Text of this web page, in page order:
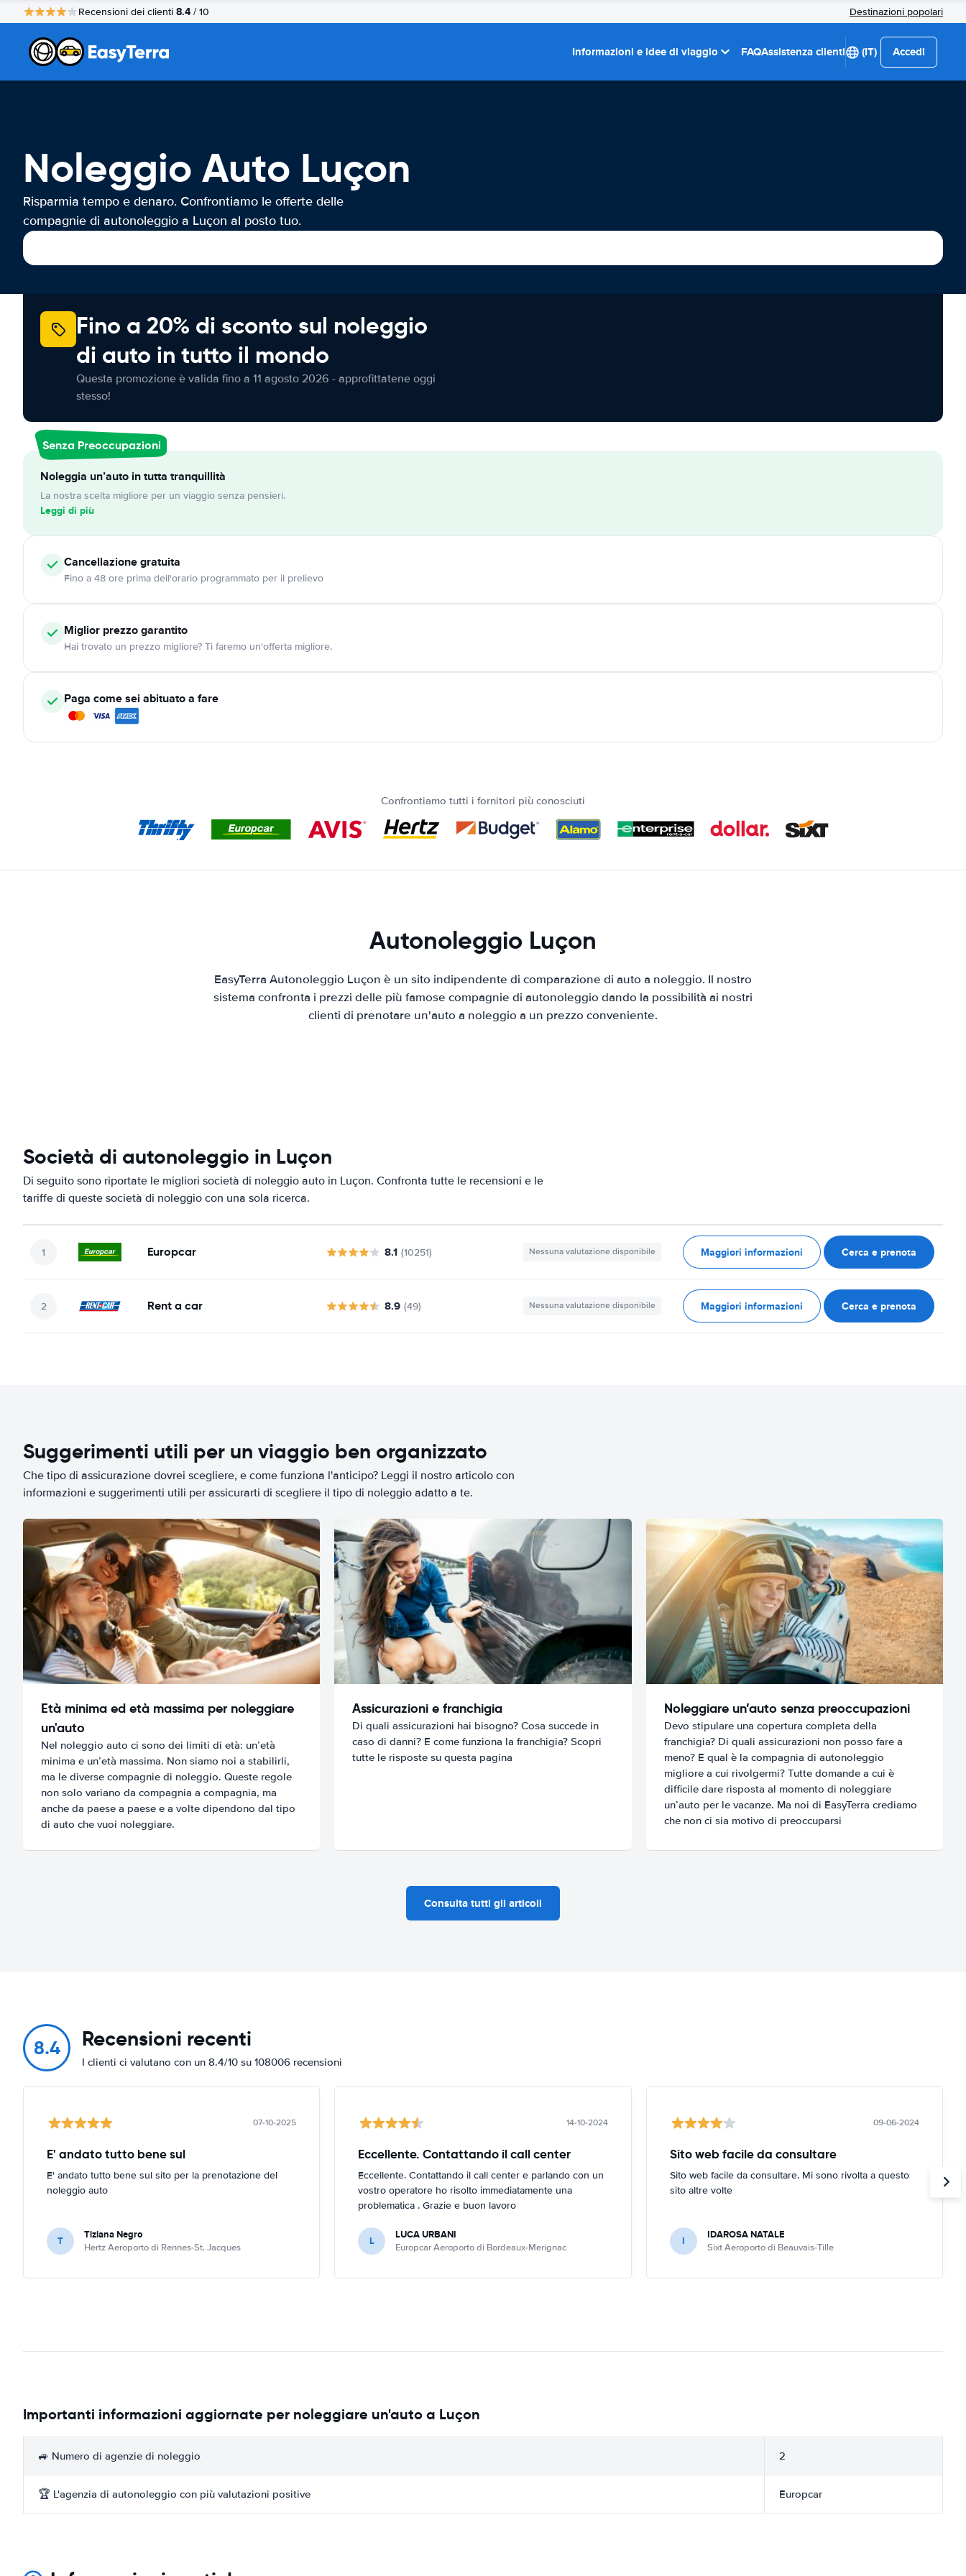
Recensioni dei clienti 8.4 / 10 Destinazioni popolari
Informazioni e idee di viaggio FAQAssistenza clienti (IT) Accedi
Noleggio Auto Luçon
Risparmia tempo e denaro. Confrontiamo le offerte delle
compagnie di autonoleggio a Luçon al posto tuo.
Fino a 20% di sconto sul noleggio
di auto in tutto il mondo
Questa promozione è valida fino a 11 agosto 2026 - approfittatene oggi
stesso!
Senza Preoccupazioni
Noleggia un’auto in tutta tranquillità
La nostra scelta migliore per un viaggio senza pensieri.
Leggi di più
Cancellazionegratuita
Fino a 48 ore prima dell'orario programmato per il prelievo
Miglior prezzo garantito
Hai trovato un prezzo migliore? Ti faremo un'offerta migliore.
Paga come sei abituato a fare
Confrontiamo tutti i fornitori più conosciuti
Autonoleggio Luçon
EasyTerra Autonoleggio Luçon è un sito indipendente di comparazione di auto a noleggio. Il nostro
sistema confronta i prezzi delle più famose compagnie di autonoleggio dando la possibilità ai nostri
clienti di prenotare un'auto a noleggio a un prezzo conveniente.
Società di autonoleggio in Luçon
Di seguito sono riportate le migliori società di noleggio auto in Luçon. Confronta tutte le recensioni e le
tariffe di queste società di noleggio con una sola ricerca.
Europcar 8.1 (10251) Nessuna valutazione disponibile Maggiori informazioni Cerca e prenota
Rent a car 8.9 (49) Nessuna valutazione disponibile Maggiori informazioni Cerca e prenota
Suggerimenti utili per un viaggio ben organizzato
Che tipo di assicurazione dovrei scegliere, e come funziona l'anticipo? Leggi il nostro articolo con
informazioni e suggerimenti utili per assicurarti di scegliere il tipo di noleggio adatto a te.
Età minima ed età massima per noleggiare
un'auto
Nel noleggio auto ci sono dei limiti di età: un’età
minima e un’età massima. Non siamo noi a stabilirli,
ma le diverse compagnie di noleggio. Queste regole
non solo variano da compagnia a compagnia, ma
anche da paese a paese e a volte dipendono dal tipo
di auto che vuoi noleggiare.
Assicurazioni e franchigia
Di quali assicurazioni hai bisogno? Cosa succede in
caso di danni? E come funziona la franchigia? Scopri
tutte le risposte su questa pagina
Noleggiare un’auto senza preoccupazioni
Devo stipulare una copertura completa della
franchigia? Di quali assicurazioni non posso fare a
meno? E qual è la compagnia di autonoleggio
migliore a cui rivolgermi? Tutte domande a cui è
difficile dare risposta al momento di noleggiare
un’auto per le vacanze. Ma noi di EasyTerra crediamo
che non ci sia motivo di preoccuparsi
Consulta tutti gli articoli
8.4 Recensioni recenti
I clienti ci valutano con un 8.4/10 su 108006 recensioni
07-10-2025
E' andato tutto bene sul
E' andato tutto bene sul sito per la prenotazione del
noleggio auto
T Tiziana Negro
Hertz Aeroporto di Rennes-St. Jacques
14-10-2024
Eccellente. Contattando il call center
Eccellente. Contattando il call center e parlando con un
vostro operatore ho risolto immediatamente una
problematica . Grazie e buon lavoro
L LUCA URBANI
Europcar Aeroporto di Bordeaux-Merignac
09-06-2024
Sito web facile da consultare
Sito web facile da consultare. Mi sono rivolta a questo
sito altre volte
I IDAROSA NATALE
Sixt Aeroporto di Beauvais-Tille
Importanti informazioni aggiornate per noleggiare un'auto a Luçon
🚙 Numero di agenzie di noleggio 2
🏆 L'agenzia di autonoleggio con più valutazioni positive Europcar